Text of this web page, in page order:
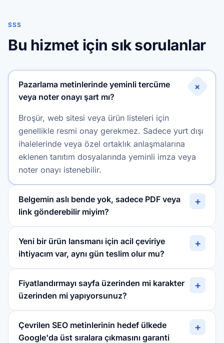
SSS
Bu hizmet için sık sorulanlar
Pazarlama metinlerinde yeminli tercüme
veya noter onayı şart mı?
+
Broşür, web sitesi veya ürün listeleri için
genellikle resmi onay gerekmez. Sadece yurt dışı
ihalelerinde veya özel ortaklık anlaşmalarına
eklenen tanıtım dosyalarında yeminli imza veya
noter onayı istenebilir.
Belgemin aslı bende yok, sadece PDF veya
link gönderebilir miyim?
+
Yeni bir ürün lansmanı için acil çeviriye
ihtiyacım var, aynı gün teslim olur mu?
+
Fiyatlandırmayı sayfa üzerinden mi karakter
üzerinden mi yapıyorsunuz?
+
Çevrilen SEO metinlerinin hedef ülkede
Google'da üst sıralara çıkmasını garanti
+